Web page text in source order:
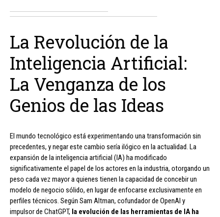
La Revolución de la
Inteligencia Artificial:
La Venganza de los
Genios de las Ideas
El mundo tecnológico está experimentando una transformación sin
precedentes, y negar este cambio sería ilógico en la actualidad. La
expansión de la inteligencia artificial (IA) ha modificado
significativamente el papel de los actores en la industria, otorgando un
peso cada vez mayor a quienes tienen la capacidad de concebir un
modelo de negocio sólido, en lugar de enfocarse exclusivamente en
perfiles técnicos. Según Sam Altman, cofundador de OpenAI y
impulsor de ChatGPT, la evolución de las herramientas de IA ha